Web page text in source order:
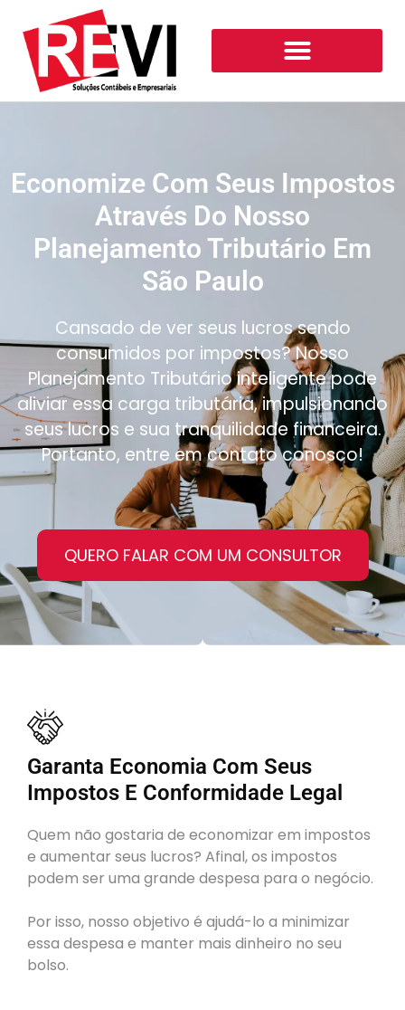
Economize Com Seus Impostos
Através Do Nosso
Planejamento Tributário Em
São Paulo
Cansado de ver seus lucros sendo
consumidos por impostos? Nosso
Planejamento Tributário inteligente pode
aliviar essa carga tributária, impulsionando
seus lucros e sua tranquilidade financeira.
Portanto, entre em contato conosco!
QUERO FALAR COM UM CONSULTOR
Garanta Economia Com Seus
Impostos E Conformidade Legal
Quem não gostaria de economizar em impostos
e aumentar seus lucros? Afinal, os impostos
podem ser uma grande despesa para o negócio.
Por isso, nosso objetivo é ajudá-lo a minimizar
essa despesa e manter mais dinheiro no seu
bolso.